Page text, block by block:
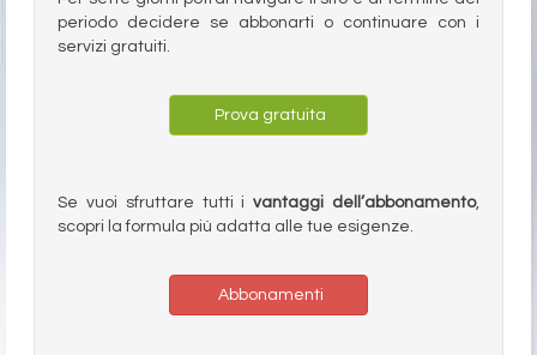
periodo decidere se abbonarti o continuare con i
servizi gratuiti.
Prova gratuita
Se vuoi sfruttare tutti ivantaggi dell’abbonamento,
scopri la formula più adatta alle tue esigenze.
Abbonamenti